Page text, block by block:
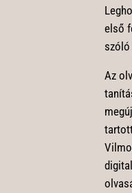
első
Az